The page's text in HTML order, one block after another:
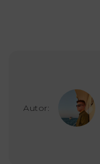
Autor: